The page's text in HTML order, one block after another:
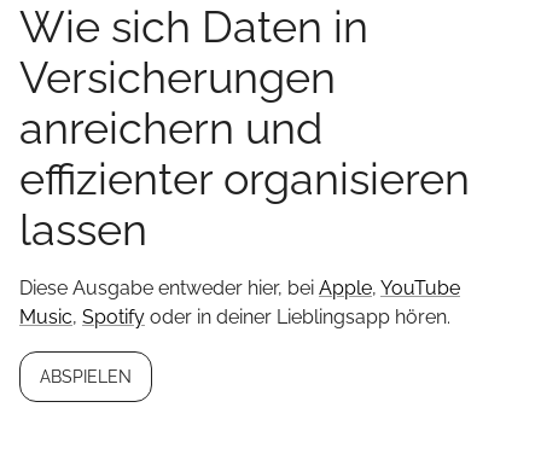
Wie sich Daten in
Versicherungen
anreichern und
effizienter organisieren
lassen
Diese Ausgabe entweder hier, bei Apple, YouTube
Music, Spotify oder in deiner Lieblingsapp hören.
ABSPIELEN